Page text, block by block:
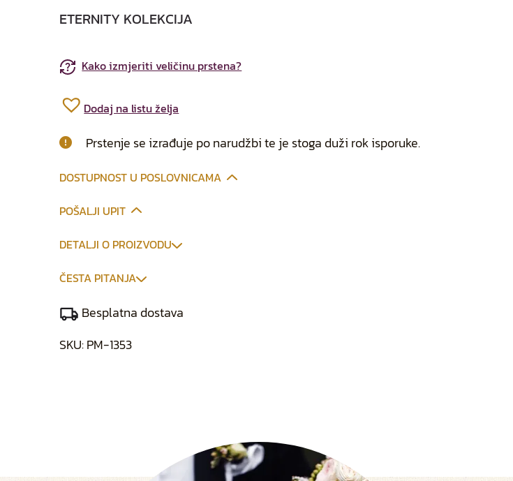
ETERNITY KOLEKCIJA
Kako izmjeriti veličinu prstena?
Dodaj na listu želja
Prstenje se izrađuje po narudžbi te je stoga duži rok isporuke.
DOSTUPNOST U POSLOVNICAMA
POŠALJI UPIT
DETALJI O PROIZVODU
ČESTA PITANJA
Besplatna dostava
SKU:PM-1353